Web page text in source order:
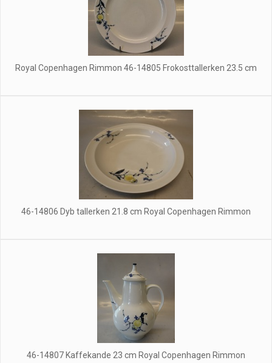
Royal Copenhagen Rimmon 46-14805 Frokosttallerken 23.5 cm
46-14806 Dyb tallerken 21.8 cm Royal Copenhagen Rimmon
46-14807 Kaffekande 23 cm Royal Copenhagen Rimmon